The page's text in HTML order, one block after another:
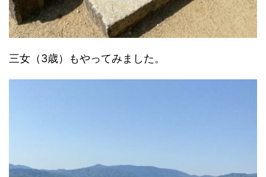
三女（3歳）もやってみました。